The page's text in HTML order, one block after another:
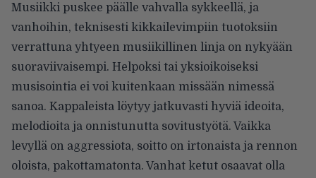
Musiikki puskee päälle vahvalla sykkeellä, ja
vanhoihin, teknisesti kikkailevimpiin tuotoksiin
verrattuna yhtyeen musiikillinen linja on nykyään
suoraviivaisempi. Helpoksi tai yksioikoiseksi
musisointia ei voi kuitenkaan missään nimessä
sanoa. Kappaleista löytyy jatkuvasti hyviä ideoita,
melodioita ja onnistunutta sovitustyötä. Vaikka
levyllä on aggressiota, soitto on irtonaista ja rennon
oloista, pakottamatonta. Vanhat ketut osaavat olla